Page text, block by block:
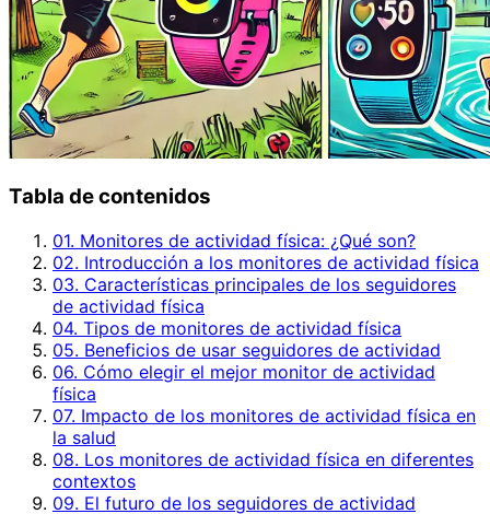
Tabla de contenidos
01. Monitores de actividad física: ¿Qué son?
02. Introducción a los monitores de actividad física
03. Características principales de los seguidores
de actividad física
04. Tipos de monitores de actividad física
05. Beneficios de usar seguidores de actividad
06. Cómo elegir el mejor monitor de actividad
física
07. Impacto de los monitores de actividad física en
la salud
08. Los monitores de actividad física en diferentes
contextos
09. El futuro de los seguidores de actividad